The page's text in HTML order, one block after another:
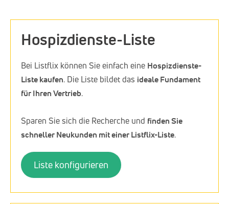
Hospizdienste-Liste
Bei Listflix können Sie einfach eine Hospizdienste-
Liste kaufen. Die Liste bildet das ideale Fundament
für Ihren Vertrieb.
Sparen Sie sich die Recherche und finden Sie
schneller Neukunden mit einer Listflix-Liste.
Liste konfigurieren